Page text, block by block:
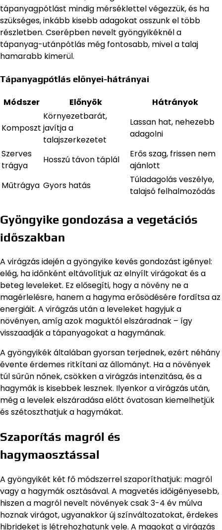
tápanyagpótlást mindig mérséklettel végezzük, és ha
szükséges, inkább kisebb adagokat osszunk el több
részletben. Cserépben nevelt gyöngyikéknél a
tápanyag-utánpótlás még fontosabb, mivel a talaj
hamarabb kimerül.
Tápanyagpótlás előnyei-hátrányai
Módszer Előnyök Hátrányok
Komposzt
Környezetbarát,
javítja a
talajszerkezetet
Lassan hat, nehezebb
adagolni
Szerves
trágya
Hosszú távon táplál
Erős szag, frissen nem
ajánlott
Műtrágya Gyors hatás
Túladagolás veszélye,
talajsó felhalmozódás
Gyöngyike gondozása a vegetációs
időszakban
A virágzás idején a gyöngyike kevés gondozást igényel:
elég, ha időnként eltávolítjuk az elnyílt virágokat és a
beteg leveleket. Ez elősegíti, hogy a növény ne a
magérlelésre, hanem a hagyma erősödésére fordítsa az
energiáit. A virágzás után a leveleket hagyjuk a
növényen, amíg azok maguktól elszáradnak – így
visszaadják a tápanyagokat a hagymának.
A gyöngyikék általában gyorsan terjednek, ezért néhány
évente érdemes ritkítani az állományt. Ha a növények
túl sűrűn nőnek, csökken a virágzás intenzitása, és a
hagymák is kisebbek lesznek. Ilyenkor a virágzás után,
még a levelek elszáradása előtt óvatosan kiemelhetjük
és szétoszthatjuk a hagymákat.
Szaporítás magról és
hagymaosztással
A gyöngyikét két fő módszerrel szaporíthatjuk: magról
vagy a hagymák osztásával. A magvetés időigényesebb,
hiszen a magról nevelt növények csak 3-4 év múlva
hoznak virágot, ugyanakkor új színváltozatokat, érdekes
hibrideket is létrehozhatunk vele. A magokat a virágzás